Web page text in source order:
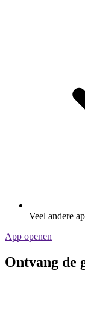
Veel andere
App openen
Ontvang de